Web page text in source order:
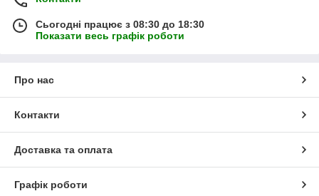
Сьогодні працює з 08:30 до 18:30
Показати весь графік роботи
Про нас
Контакти
Доставка та оплата
Графік роботи